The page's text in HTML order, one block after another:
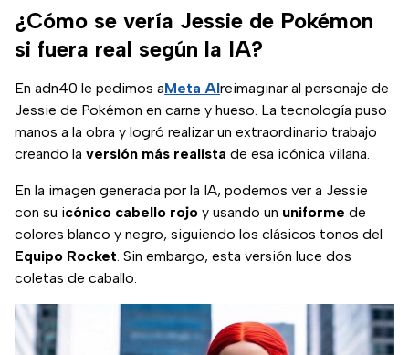
¿Cómo se vería Jessie de Pokémon
si fuera real según la IA?
En adn40 le pedimos aMeta AIreimaginar al personaje de
Jessie de Pokémon en carne y hueso. La tecnología puso
manos a la obra y logró realizar un extraordinario trabajo
creando la versión más realista de esa icónica villana.
En la imagen generada por la IA, podemos ver a Jessie
con su icónico cabello rojo y usando un uniforme de
colores blanco y negro, siguiendo los clásicos tonos del
Equipo Rocket. Sin embargo, esta versión luce dos
coletas de caballo.